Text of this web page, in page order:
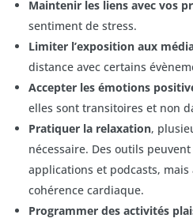
Maintenir les liens avec vos
sentiment de stress.
Limiter l’exposition aux
distance avec certains
Accepter les émotions
elles sont transitoires et non
Pratiquer la relaxation,
nécessaire. Des outils
applications et podcasts,
cohérence cardiaque.
Programmer des activités